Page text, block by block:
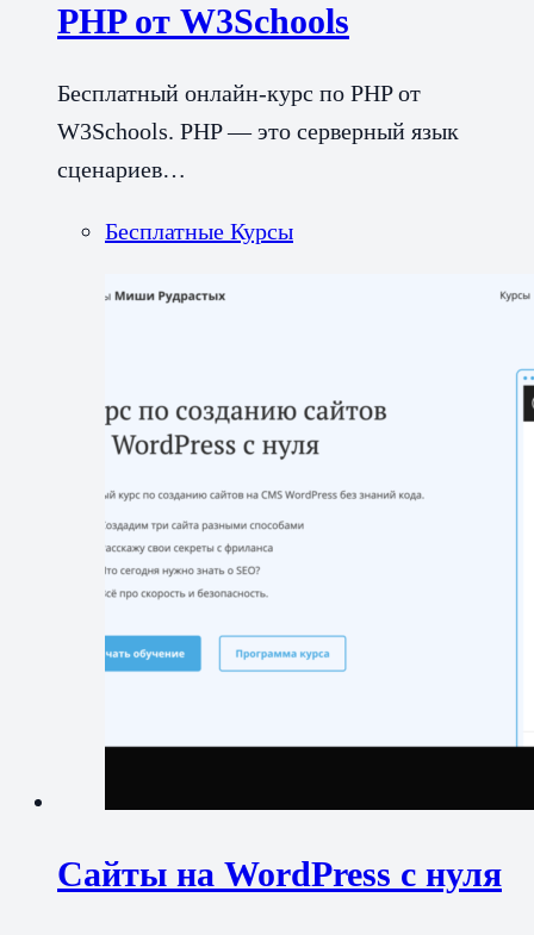
PHP от W3Schools
Бесплатный онлайн-курс по PHP от
W3Schools. PHP — это серверный язык
сценариев…
Бесплатные Курсы
Сайты на WordPress c нуля